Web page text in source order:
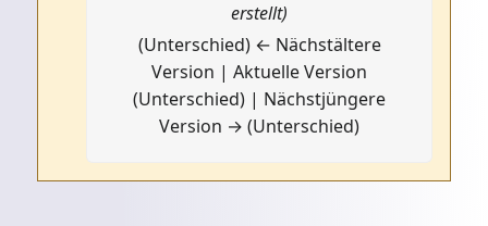
erstellt)
(Unterschied) ← Nächstältere
Version | Aktuelle Version
(Unterschied) | Nächstjüngere
Version → (Unterschied)